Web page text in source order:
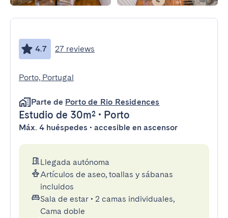
4.7 27 reviews
Porto, Portugal
Parte de Porto de Rio Residences
Estudio de 30m² • Porto
Máx. 4 huéspedes • accesible en ascensor
Llegada autónoma
Artículos de aseo, toallas y sábanas
incluidos
Sala de estar • 2 camas individuales,
Cama doble